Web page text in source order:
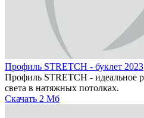
Профиль STRETCH - буклет 2023
Профиль STRETCH - идеальное
света в натяжных потолках.
Скачать 2 Мб